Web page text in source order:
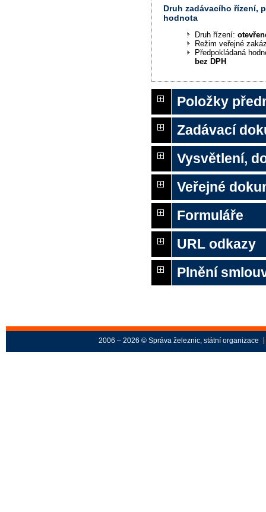
Druh zadávacího řízení,
hodnota
Druh řízení:
Režim veřejné
Předpokládaná
bez DPH
Položky
Zadávací
Vysvětlení,
Veřejné
Formuláře
URL odkazy
Plnění
2006 – 2026 © Správa železnic, státní organizace